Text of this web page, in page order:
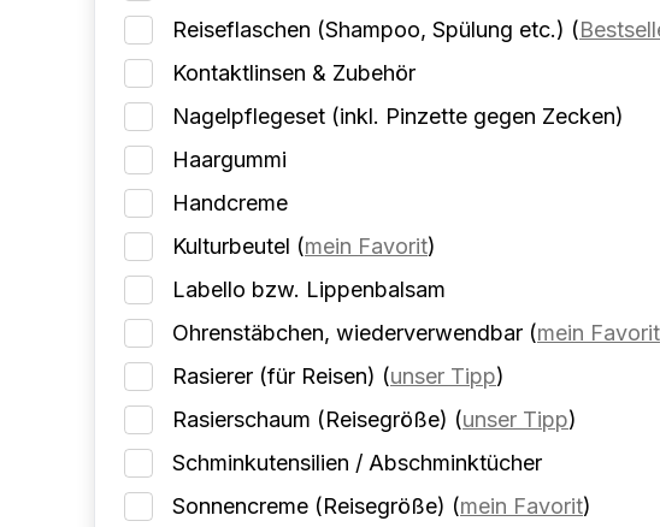
Reiseflaschen (Shampoo, Spülung etc.) (
Kontaktlinsen & Zubehör
Nagelpflegeset (inkl. Pinzette gegen Zecken)
Haargummi
Handcreme
Kulturbeutel (mein Favorit)
Labello bzw. Lippenbalsam
Ohrenstäbchen, wiederverwendbar (mein Favorit
Rasierer (für Reisen) (unser Tipp)
Rasierschaum (Reisegröße) (unser Tipp)
Schminkutensilien / Abschminktücher
Sonnencreme (Reisegröße) (mein Favorit)